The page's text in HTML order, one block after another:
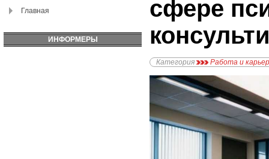
Главная
ИНФОРМЕРЫ
сфере
Категория Работа и